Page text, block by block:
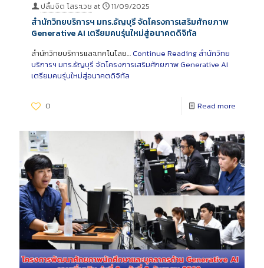
ปลื้มจิต โสระเวช at 11/09/2025
สำนักวิทยบริการฯ มทร.ธัญบุรี จัดโครงการเสริมศักยภาพ
Generative AI เตรียมคนรุ่นใหม่สู่อนาคตดิจิทัล
สำนักวิทยบริการและเทคโนโลย… Continue Reading สำนักวิทย
บริการฯ มทร.ธัญบุรี จัดโครงการเสริมศักยภาพ Generative AI
เตรียมคนรุ่นใหม่สู่อนาคตดิจิทัล
0 Read more